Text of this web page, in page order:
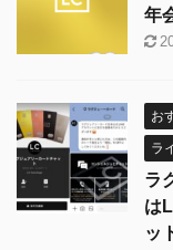
年
お
ラ
ラ
は
ッ